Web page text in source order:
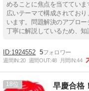
めることに焦点を当ててい
広いテーマで構成されてお
います。問題解決のアプロ
丁寧に解説しているため、知
1924552 5
週間IN:20 週間OUT:48 月間IN:44
18 早慶合格